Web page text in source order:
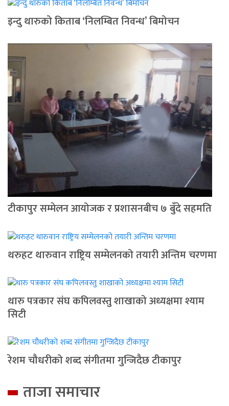
इन्दु थारुको किताब ‘निलम्बित निवन्ध’ बिमोचन
टीकापुर सम्मेलन आयोजक र प्रशासनबीच ७ बुँदे सहमति
थरुहट थारुवान राष्ट्रिय सम्मेलनको तयारी अन्तिम चरणमा
थारु पत्रकार संघ कपिलवस्तु शाखाको अध्यक्षमा श्याम
सिटी
रेशम चौधरीको शब्द संगीतमा गुन्जिदैछ टीकापुर
ताजा समाचार